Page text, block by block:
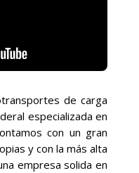
de carga
especializada en
con un gran
y con la más alta
empresa solida en